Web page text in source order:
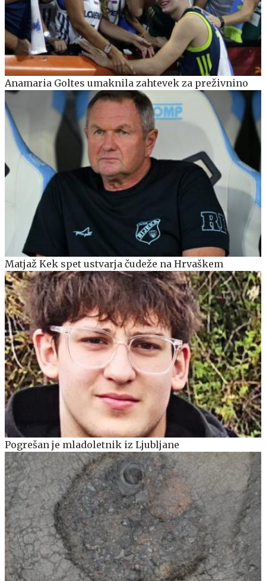
Anamaria Goltes umaknila zahtevek za preživnino
Matjaž Kek spet ustvarja čudeže na Hrvaškem
Pogrešan je mladoletnik iz Ljubljane